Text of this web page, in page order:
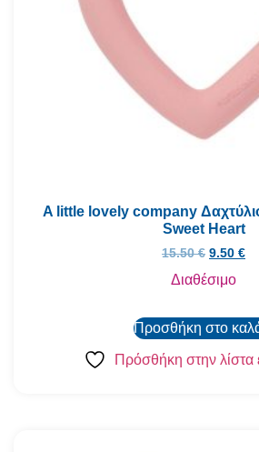
A little lovely company
Sweet Heart
15.50€ 9.50 €
Διαθέσιμο
Προσθήκη στο
Πρόσθήκη στην λίστα